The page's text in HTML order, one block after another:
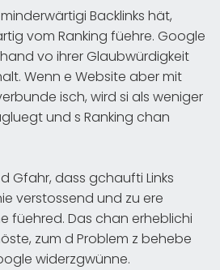
Backlinks hät,
vom Ranking füehre. Google
vo ihrer Glaubwürdigkeit
Wenn e Website aber mit
isch, wird si als weniger
und s Ranking chan
Gfahr, dass gchaufti Links
verstossend und zu ere
füehred. Das chan erheblichi
zum d Problem z behebe
widerzgwünne.